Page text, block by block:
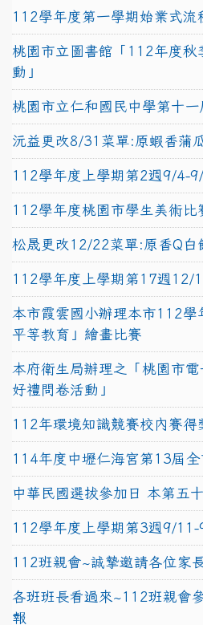
112學年度第一學期始業式流
桃園市立圖書館「112年度秋
動」
桃園市立仁和國民中學第十
沅益更改8/31菜單:原蝦香蒲
112學年度上學期第2週9/4-
112學年度桃園市學生美術比
松晟更改12/22菜單:原香Q白
112學年度上學期第17週12/
本市霞雲國小辦理本市112學
平等教育」繪畫比賽
本府衛生局辦理之「桃園市
好禮問卷活動」
112年環境知識競賽校內賽得
114年度中壢仁海宮第13屆
中華民國選拔參加日 本第五
112學年度上學期第3週9/
112班親會~誠摯邀請各位家
各班班長看過來~112班親會
報